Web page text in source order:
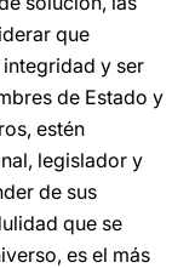
que
y ser
de Estado y
estén
legislador y
de sus
que se
es el más